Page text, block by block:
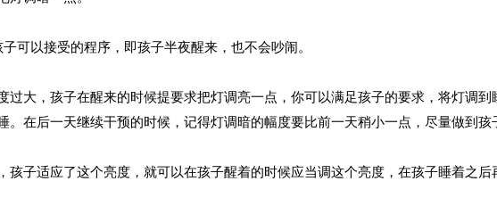
可以接受的程序，即孩子半夜醒来，也不会吵闹。
过大，孩子在醒来的时候提要求把灯调亮一点，你可以满足孩子的要求，将灯调
。在后一天继续干预的时候，记得灯调暗的幅度要比前一天稍小一点，尽量做到孩
孩子适应了这个亮度，就可以在孩子醒着的时候应当调这个亮度，在孩子睡着之后